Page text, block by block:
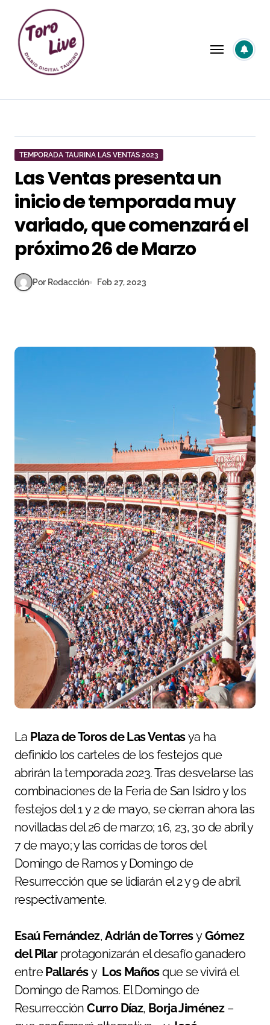
contenido
TEMPORADA TAURINA LAS VENTAS 2023
Las Ventas presenta un
inicio de temporada muy
variado, que comenzará el
próximo 26 de Marzo
Por Redacción Feb 27, 2023
La Plaza de Toros de Las Ventasya ha
definido los carteles de los festejos que
abrirán la temporada 2023. Tras desvelarse las
combinaciones de la Feria de San Isidro y los
festejos del 1 y 2 de mayo, se cierran ahora las
novilladas del 26 de marzo; 16, 23, 30 de abril y
7 de mayo; y las corridas de toros del
Domingo de Ramos y Domingo de
Resurrección que se lidiarán el 2 y 9 de abril
respectivamente.
Esaú Fernández,Adrián de TorresyGómez
del Pilarprotagonizarán el desafío ganadero
entrePallarésy Los Mañosque se vivirá el
Domingo de Ramos. El Domingo de
ResurrecciónCurro Díaz, Borja Jiménez–